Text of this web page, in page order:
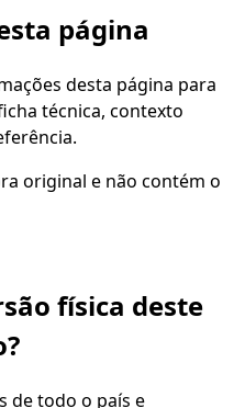
página
desta página para
técnica, contexto
original e não contém o
física deste
de todo o país e